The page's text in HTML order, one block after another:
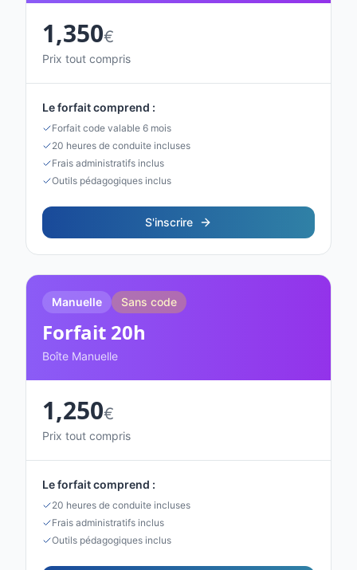
1,350€
Prix tout compris
Le forfait comprend :
Forfait code valable 6 mois
20 heures de conduite incluses
Frais administratifs inclus
Outils pédagogiques inclus
S'inscrire
Manuelle Sans code
Forfait 20h
Boîte Manuelle
1,250€
Prix tout compris
Le forfait comprend :
20 heures de conduite incluses
Frais administratifs inclus
Outils pédagogiques inclus